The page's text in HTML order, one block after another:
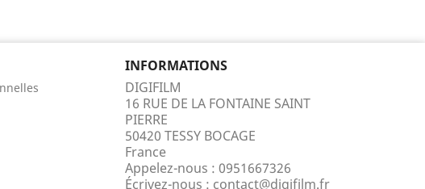
INFORMATIONS
DIGIFILM
16 RUE DE LA FONTAINE SAINT
PIERRE
50420 TESSY BOCAGE
France
Appelez-nous : 0951667326
Écrivez-nous : contact@digifilm.fr